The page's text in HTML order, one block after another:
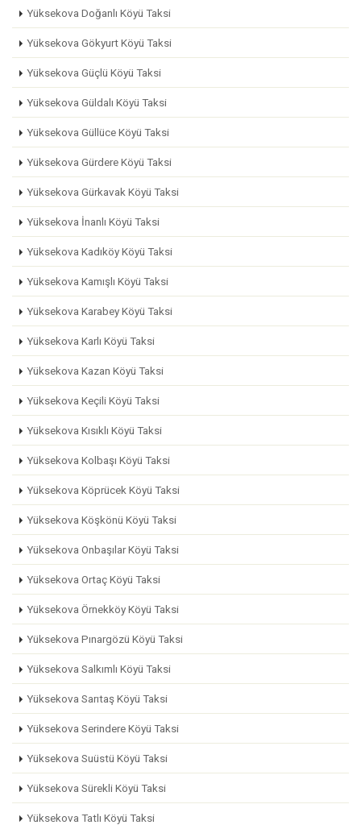
Yüksekova Doğanlı Köyü Taksi
Yüksekova Gökyurt Köyü Taksi
Yüksekova Güçlü Köyü Taksi
Yüksekova Güldalı Köyü Taksi
Yüksekova Güllüce Köyü Taksi
Yüksekova Gürdere Köyü Taksi
Yüksekova Gürkavak Köyü Taksi
Yüksekova İnanlı Köyü Taksi
Yüksekova Kadıköy Köyü Taksi
Yüksekova Kamışlı Köyü Taksi
Yüksekova Karabey Köyü Taksi
Yüksekova Karlı Köyü Taksi
Yüksekova Kazan Köyü Taksi
Yüksekova Keçili Köyü Taksi
Yüksekova Kısıklı Köyü Taksi
Yüksekova Kolbaşı Köyü Taksi
Yüksekova Köprücek Köyü Taksi
Yüksekova Köşkönü Köyü Taksi
Yüksekova Onbaşılar Köyü Taksi
Yüksekova Ortaç Köyü Taksi
Yüksekova Örnekköy Köyü Taksi
Yüksekova Pınargözü Köyü Taksi
Yüksekova Salkımlı Köyü Taksi
Yüksekova Sarıtaş Köyü Taksi
Yüksekova Serindere Köyü Taksi
Yüksekova Suüstü Köyü Taksi
Yüksekova Sürekli Köyü Taksi
Yüksekova Tatlı Köyü Taksi